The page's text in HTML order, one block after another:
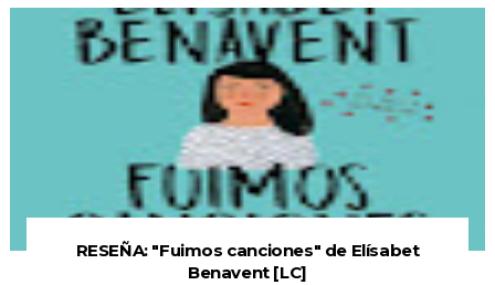
RESEÑA: "Fuimos canciones" de Elísabet
Benavent [LC]